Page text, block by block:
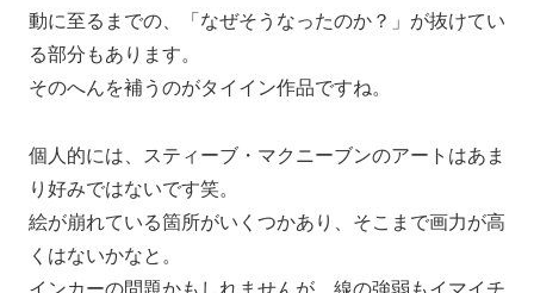
動に至るまでの、「なぜそうなったのか？」が抜けてい
る部分もあります。
そのへんを補うのがタイイン作品ですね。
個人的には、スティーブ・マクニーブンのアートはあま
り好みではないです笑。
絵が崩れている箇所がいくつかあり、そこまで画力が高
くはないかなと。
インカーの問題かもしれませんが、線の強弱もイマイチ